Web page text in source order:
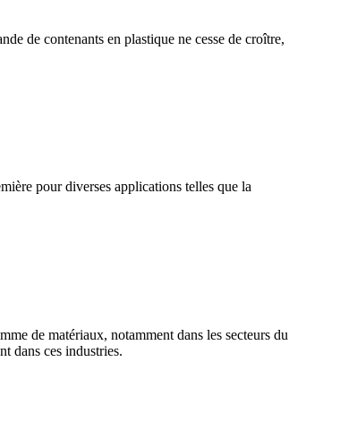
de contenants en plastique ne cesse de croître,
pour diverses applications telles que la
de matériaux, notamment dans les secteurs du
dans ces industries.